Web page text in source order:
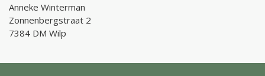
Anneke Winterman
Zonnenbergstraat 2
7384 DM Wilp